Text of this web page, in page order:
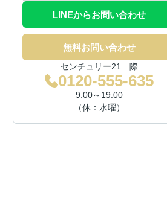
LINEからお問い合わせ
無料お問い合わせ
センチュリー21 際
0120-555-635
9:00～19:00
（休：水曜）